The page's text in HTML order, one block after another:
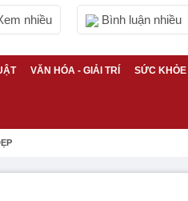
nhiều Bình luận nhiều
VĂN HÓA - GIẢI TRÍ SỨC KHỎE